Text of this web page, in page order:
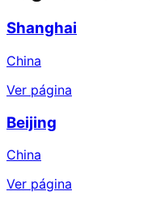
Shanghai
China
Ver página
Beijing
China
Ver página